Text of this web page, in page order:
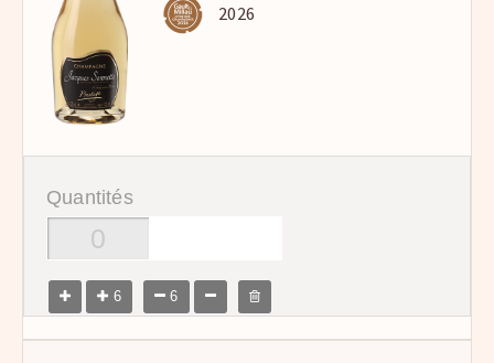
2026
Quantités
6 6